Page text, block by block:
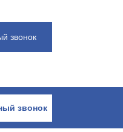
Обратный звонок
Обратный звонок